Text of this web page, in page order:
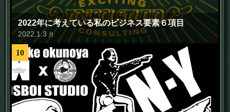
2022年に考えている私のビジネス要素６項目
2022.1.3 月
10